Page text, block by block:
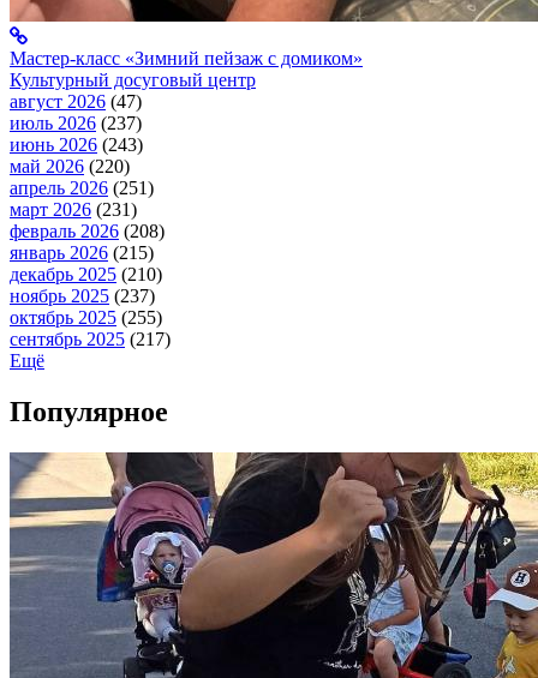
Мастер-класс «Зимний пейзаж с домиком»
Культурный досуговый центр
август 2026 (47)
июль 2026 (237)
июнь 2026 (243)
май 2026 (220)
апрель 2026 (251)
март 2026 (231)
февраль 2026 (208)
январь 2026 (215)
декабрь 2025 (210)
ноябрь 2025 (237)
октябрь 2025 (255)
сентябрь 2025 (217)
Ещё
Популярное